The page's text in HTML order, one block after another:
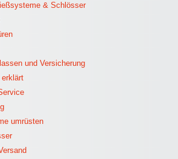
& Schlösser
und Versicherung
erklärt
umrüsten